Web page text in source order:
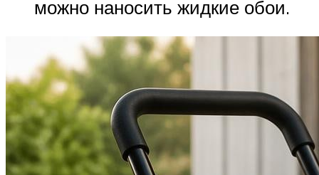
можно наносить жидкие обои.